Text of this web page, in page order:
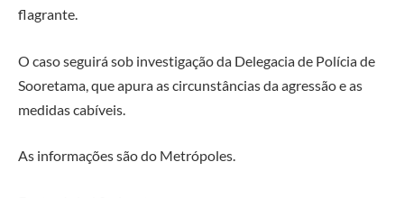
flagrante.
O caso seguirá sob investigação da Delegacia de Polícia de
Sooretama, que apura as circunstâncias da agressão e as
medidas cabíveis.
As informações são do Metrópoles.